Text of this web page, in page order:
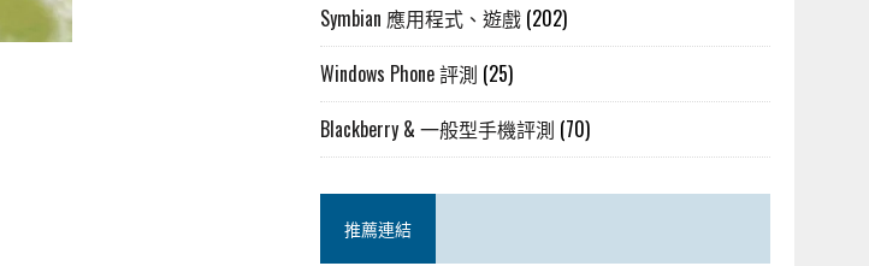
Symbian 應用程式、遊戲 (202)
Windows Phone 評測 (25)
Blackberry & 一般型手機評測 (70)
推薦連結